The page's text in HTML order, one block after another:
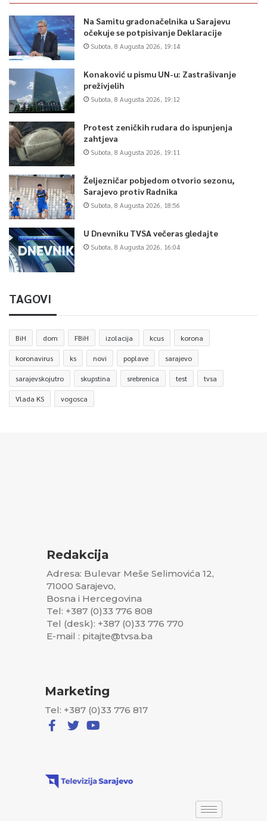
Na Samitu gradonačelnika u Sarajevu
očekuje se potpisivanje Deklaracije
Subota, 8 Augusta 2026, 19:14
Konaković u pismu UN-u: Zastrašivanje
preživjelih
Subota, 8 Augusta 2026, 19:12
Protest zeničkih rudara do ispunjenja
zahtjeva
Subota, 8 Augusta 2026, 19:11
Željezničar pobjedom otvorio sezonu,
Sarajevo protiv Radnika
Subota, 8 Augusta 2026, 18:56
U Dnevniku TVSA večeras gledajte
Subota, 8 Augusta 2026, 16:04
TAGOVI
BiH dom FBiH izolacija kcus korona
koronavirus ks novi poplave sarajevo
sarajevskojutro skupstina srebrenica test tvsa
Vlada KS vogosca
Redakcija
Adresa: Bulevar Meše Selimovića 12,
71000 Sarajevo,
Bosna i Hercegovina
Tel: +387 (0)33 776 808
Tel (desk): +387 (0)33 776 770
E-mail : pitajte@tvsa.ba
Marketing
Tel: +387 (0)33 776 817